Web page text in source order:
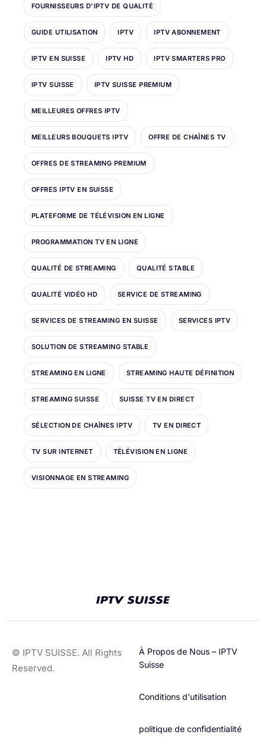
FOURNISSEURS D'IPTV DE QUALITÉ
GUIDE UTILISATION IPTV IPTV ABONNEMENT
IPTV EN SUISSE IPTV HD IPTV SMARTERS PRO
IPTV SUISSE IPTV SUISSE PREMIUM
MEILLEURES OFFRES IPTV
MEILLEURS BOUQUETS IPTV OFFRE DE CHAÎNES TV
OFFRES DE STREAMING PREMIUM
OFFRES IPTV EN SUISSE
PLATEFORME DE TÉLÉVISION EN LIGNE
PROGRAMMATION TV EN LIGNE
QUALITÉ DE STREAMING QUALITÉ STABLE
QUALITÉ VIDÉO HD SERVICE DE STREAMING
SERVICES DE STREAMING EN SUISSE SERVICES IPTV
SOLUTION DE STREAMING STABLE
STREAMING EN LIGNE STREAMING HAUTE DÉFINITION
STREAMING SUISSE SUISSE TV EN DIRECT
SÉLECTION DE CHAÎNES IPTV TV EN DIRECT
TV SUR INTERNET TÉLÉVISION EN LIGNE
VISIONNAGE EN STREAMING
© IPTV SUISSE. All Rights
Reserved.
À Propos de Nous – IPTV
Suisse
Conditions d'utilisation​
politique de confidentialité